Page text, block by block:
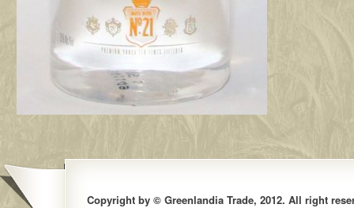
Copyright by © Greenlandia Trade, 2012. All right